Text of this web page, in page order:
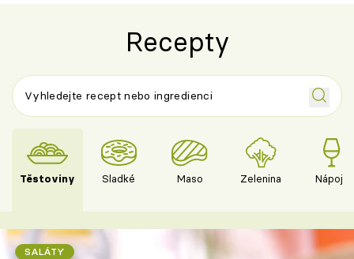
Recepty
Těstoviny Sladké Maso Zelenina Nápoje
SALÁTY